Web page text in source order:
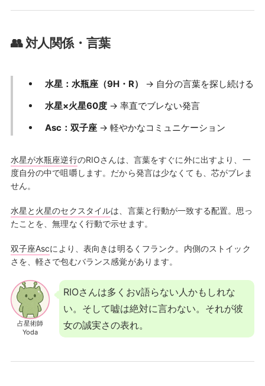
👥 対人関係・言葉
水星：水瓶座（9H・R）
→ 自分の言葉を探し続ける
水星×火星60度→ 率直でブレない発言
Asc：双子座→ 軽やかなコミュニケーション
水星が水瓶座逆行のRIOさんは、言葉をすぐに外に出すより、一
度自分の中で咀嚼します。だから発言は少なくても、芯がブレま
せん。
水星と火星のセクスタイルは、言葉と行動が一致する配置。思っ
たことを、無理なく行動で示せます。
双子座Ascにより、表向きは明るくフランク。内側のストイック
さを、軽さで包むバランス感覚があります。
占星術師
Yoda
RIOさんは多くおv語らない人かもしれな
い。そして嘘は絶対に言わない。それが彼
女の誠実さの表れ。